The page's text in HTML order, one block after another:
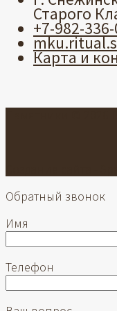
Старого
+7-982-
Карта и
Обратный звонок
Имя
Телефон